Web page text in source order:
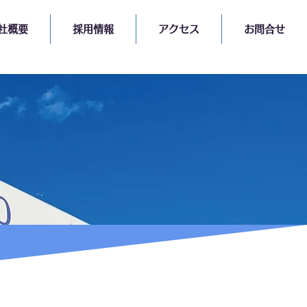
概要 採用情報 アクセス お問合せ